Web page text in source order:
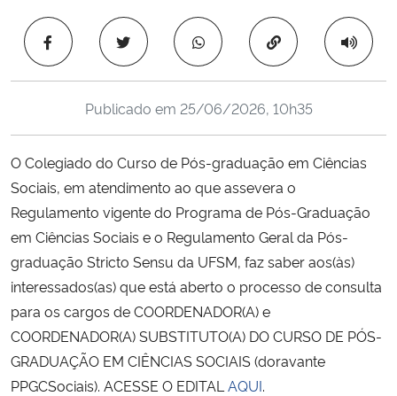
Ministério da Saúde
Ministério de Minas e Energia
Ministério da Ciência, Tecnologia, Inovações e Comunicações
Ministério do Meio Ambiente
Ministério do Turismo
Ministério do Desenvolvimento Regional
Controladoria-Geral da União
Ministério da Mulher, da Família e dos Direitos Humanos
Copiar para área
Publicado em 25/06/2026, 10h35
O Colegiado do Curso de Pós-graduação em Ciências
Sociais, em atendimento ao que assevera o
Regulamento vigente do Programa de Pós-Graduação
em Ciências Sociais e o Regulamento Geral da Pós-
graduação Stricto Sensu da UFSM, faz saber aos(às)
interessados(as) que está aberto o processo de consulta
para os cargos de COORDENADOR(A) e
COORDENADOR(A) SUBSTITUTO(A) DO CURSO DE PÓS-
GRADUAÇÃO EM CIÊNCIAS SOCIAIS (doravante
PPGCSociais). ACESSE O EDITAL AQUI.